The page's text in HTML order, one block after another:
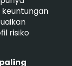
risiko